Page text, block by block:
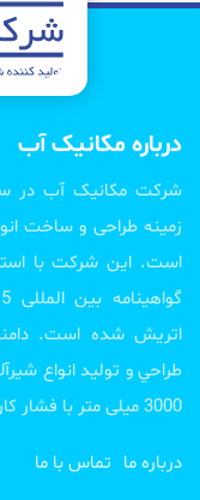
درباره مکانیک آب
زمینه طراحی و ساخت
است. این شرکت با
اتریش شده است.
3000 میلی متر با فشار کاری 6 تا 63 بار.
درباره ما تماس با ما